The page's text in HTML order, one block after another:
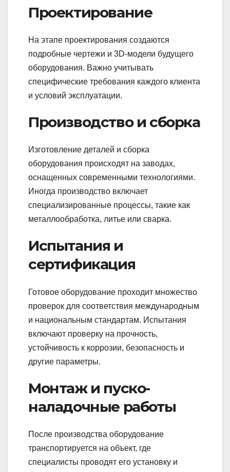
Проектирование
На этапе проектирования создаются
подробные чертежи и 3D-модели будущего
оборудования. Важно учитывать
специфические требования каждого клиента
и условий эксплуатации.
Производство и сборка
Изготовление деталей и сборка
оборудования происходят на заводах,
оснащенных современными технологиями.
Иногда производство включает
специализированные процессы, такие как
металлообработка, литье или сварка.
Испытания и
сертификация
Готовое оборудование проходит множество
проверок для соответствия международным
и национальным стандартам. Испытания
включают проверку на прочность,
устойчивость к коррозии, безопасность и
другие параметры.
Монтаж и пуско-
наладочные работы
После производства оборудование
транспортируется на объект, где
специалисты проводят его установку и